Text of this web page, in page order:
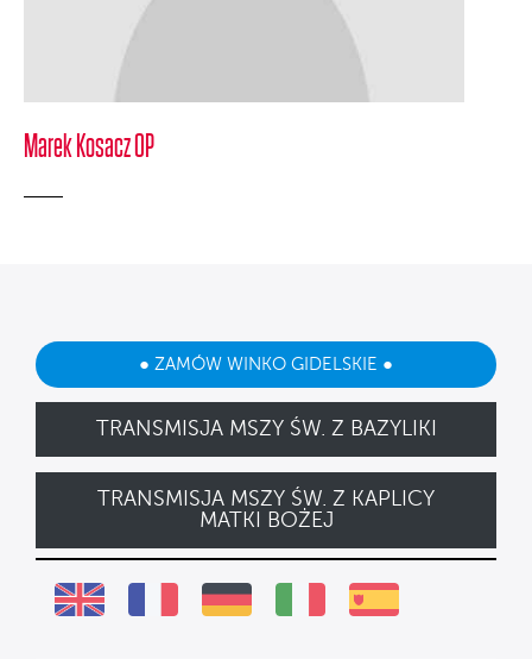
Marek Kosacz OP
● ZAMÓW WINKO GIDELSKIE ●
TRANSMISJA MSZY ŚW. Z BAZYLIKI
TRANSMISJA MSZY ŚW. Z KAPLICY
MATKI BOŻEJ